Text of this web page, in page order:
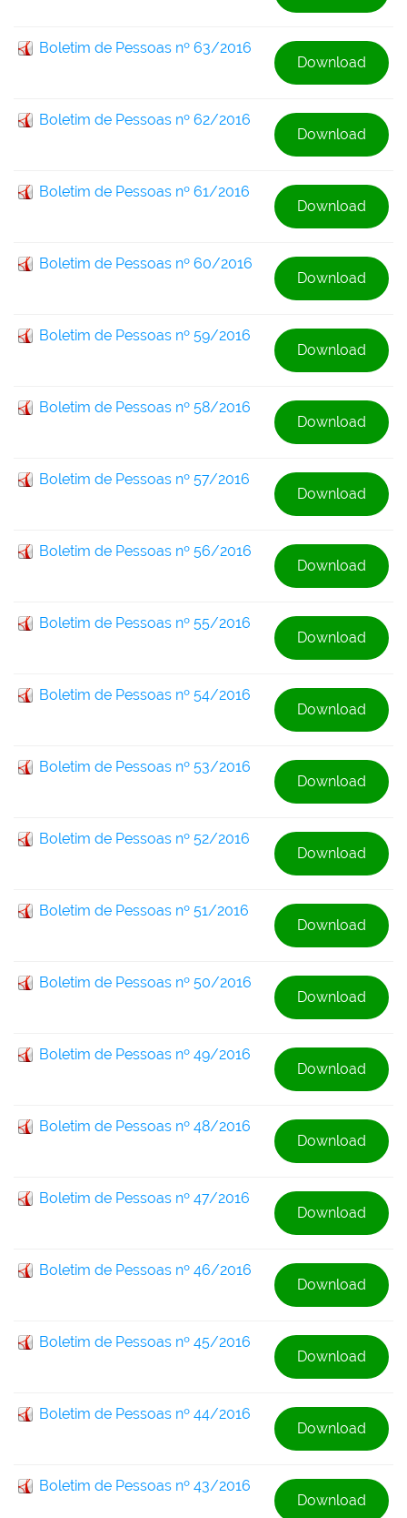
Boletim de Pessoas nº 63/2016
Download
Boletim de Pessoas nº 62/2016
Download
Boletim de Pessoas nº 61/2016
Download
Boletim de Pessoas nº 60/2016
Download
Boletim de Pessoas nº 59/2016
Download
Boletim de Pessoas nº 58/2016
Download
Boletim de Pessoas nº 57/2016
Download
Boletim de Pessoas nº 56/2016
Download
Boletim de Pessoas nº 55/2016
Download
Boletim de Pessoas nº 54/2016
Download
Boletim de Pessoas nº 53/2016
Download
Boletim de Pessoas nº 52/2016
Download
Boletim de Pessoas nº 51/2016
Download
Boletim de Pessoas nº 50/2016
Download
Boletim de Pessoas nº 49/2016
Download
Boletim de Pessoas nº 48/2016
Download
Boletim de Pessoas nº 47/2016
Download
Boletim de Pessoas nº 46/2016
Download
Boletim de Pessoas nº 45/2016
Download
Boletim de Pessoas nº 44/2016
Download
Boletim de Pessoas nº 43/2016
Download